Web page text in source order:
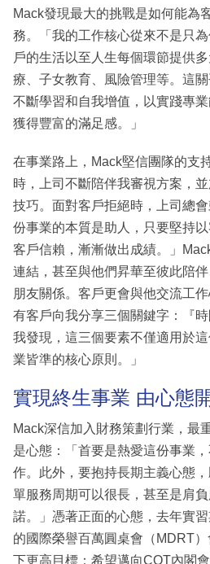
Mack發現最大的挑戰是如何能為
務。「我的工作核心從來不是只
戶的生活以至人生每個環節提供
療、子女教育、風險管理等。這
不斷學習和自我增值，以實踐專
獲得豐富的滿足感。」
在事業路上，Mack堅信團隊的支
時，上司不斷陪伴我審視方案，
技巧。面對客戶拒絕時，上司總
份事業的本質是助人，只要堅持
客戶信賴，漸漸做出成績。」
連結，甚至與他們昇華至彼此陪
朋友關係。客戶更會與他交流工
有客戶向我分享三個關鍵字：『
我發現，這三個要素不僅適用於
業皆準的核心原則。」
實現終生事業 由心態
Mack深信加入財務策劃行業，最
是心態：「首要是熱愛這份事業
作。此外，要抱持長期主義心態
單服務周期可以很長，甚至是肩
諾。」憑著正面的心態，去年實
的國際榮譽百萬圓桌會（MDRT
下更高目標：希望邁向COT內閣